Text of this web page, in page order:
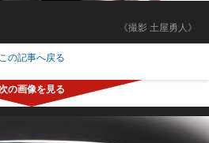
《撮影 土屋勇人》
この記事へ戻る